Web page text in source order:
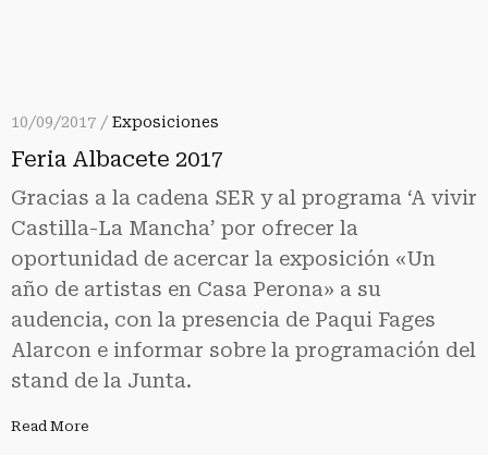
10/09/2017 / Exposiciones
Feria Albacete 2017
Gracias a la cadena SER y al programa ‘A vivir
Castilla-La Mancha’ por ofrecer la
oportunidad de acercar la exposición «Un
año de artistas en Casa Perona» a su
audencia, con la presencia de Paqui Fages
Alarcon e informar sobre la programación del
stand de la Junta.
Read More